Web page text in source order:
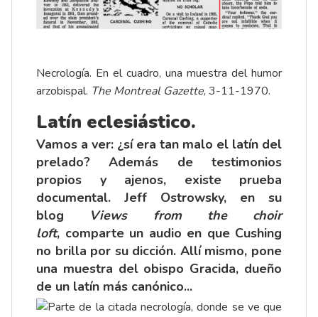
Necrología. En el cuadro, una muestra del humor
arzobispal. The Montreal Gazette, 3-11-1970.
Latín eclesiástico.
Vamos a ver: ¿sí era tan malo el latín del
prelado? Además de testimonios
propios y ajenos, existe prueba
documental. Jeff Ostrowsky, en su
blog
Views from the choir
loft, comparte un audio en que Cushing
no brilla por su dicción. Allí mismo, pone
una muestra del obispo Gracida, dueño
de un latín más canónico...